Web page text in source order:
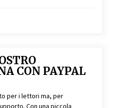
CON PAYPAL
per i lettori ma, per
Con una piccola